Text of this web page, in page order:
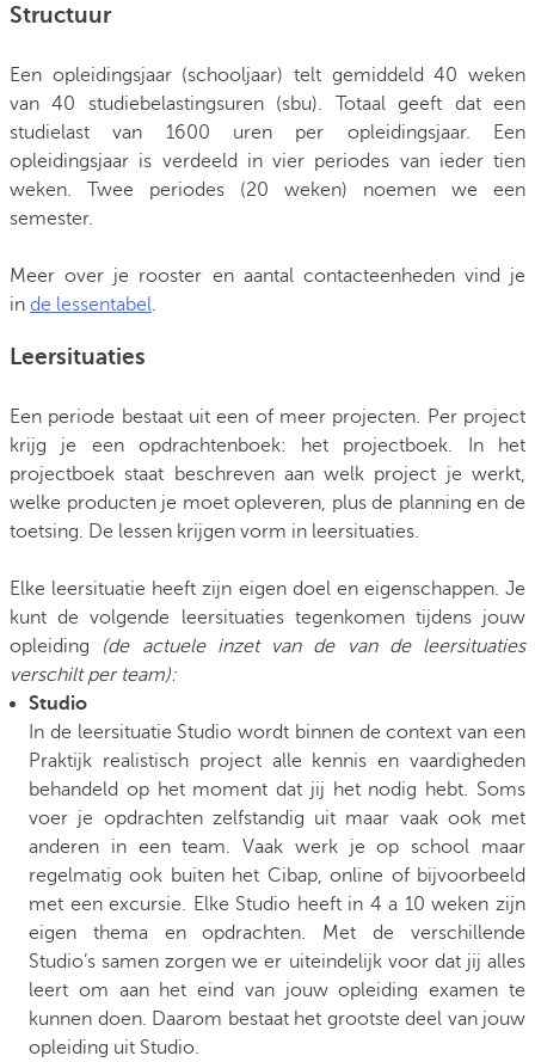
Structuur
Een opleidingsjaar (schooljaar) telt gemiddeld 40 weken
van 40 studiebelastingsuren (sbu). Totaal geeft dat een
studielast van 1600 uren per opleidingsjaar. Een
opleidingsjaar is verdeeld in vier periodes van ieder tien
weken. Twee periodes (20 weken) noemen we een
semester.
Meer over je rooster en aantal contacteenheden vind je
in de lessentabel
Leersituaties
Een periode bestaat uit een of meer projecten. Per project
krijg je een opdrachtenboek: het projectboek. In het
projectboek staat beschreven aan welk project je werkt,
welke producten je moet opleveren, plus de planning en de
toetsing. De lessen krijgen vorm in leersituaties.
Elke leersituatie heeft zijn eigen doel en eigenschappen. Je
kunt de volgende leersituaties tegenkomen tijdens jouw
opleiding (de actuele inzet van de van de leersituaties
verschilt per team):
Studio
In de leersituatie Studio wordt binnen de context van een
Praktijk realistisch project alle kennis en vaardigheden
behandeld op het moment dat jij het nodig hebt. Soms
voer je opdrachten zelfstandig uit maar vaak ook met
anderen in een team. Vaak werk je op school maar
regelmatig ook buiten het Cibap, online of bijvoorbeeld
met een excursie. Elke Studio heeft in 4 a 10 weken zijn
eigen thema en opdrachten. Met de verschillende
Studio’s samen zorgen we er uiteindelijk voor dat jij alles
leert om aan het eind van jouw opleiding examen te
kunnen doen. Daarom bestaat het grootste deel van jouw
opleiding uit Studio.